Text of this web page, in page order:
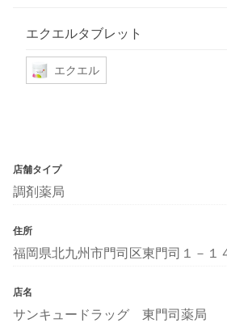
エクエルタブレット
エクエル
店舗タイプ
調剤薬局
住所
福岡県北九州市門司区東門司１－１
店名
サンキュードラッグ 東門司薬局